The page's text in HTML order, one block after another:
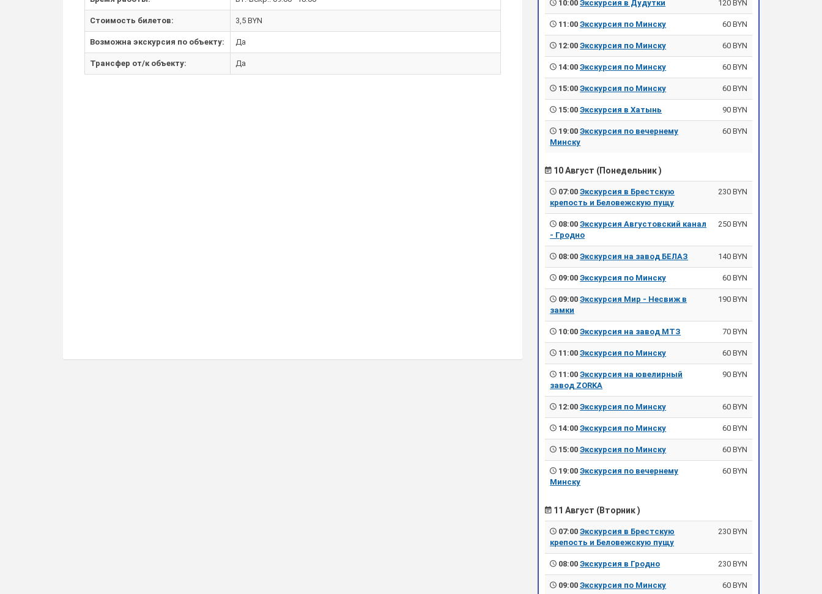
Стоимость билетов: 3,5 BYN
Возможна экскурсия по объекту: Да
Трансфер от/к объекту: Да
10:00Экскурсия в Дудутки 120 BYN
11:00Экскурсия по Минску 60 BYN
12:00Экскурсия по Минску 60 BYN
14:00Экскурсия по Минску 60 BYN
15:00Экскурсия по Минску 60 BYN
15:00Экскурсия в Хатынь 90 BYN
19:00Экскурсия по вечернему
Минску
60 BYN
10 Август (Понедельник )
07:00Экскурсия в Брестскую
крепость и Беловежскую пущу
230 BYN
08:00Экскурсия Августовский канал
- Гродно
250 BYN
08:00Экскурсия на завод БЕЛАЗ 140 BYN
09:00Экскурсия по Минску 60 BYN
09:00Экскурсия Мир - Несвиж в
замки
190 BYN
10:00Экскурсия на завод МТЗ 70 BYN
11:00Экскурсия по Минску 60 BYN
11:00Экскурсия на ювелирный
завод ZORKA
90 BYN
12:00Экскурсия по Минску 60 BYN
14:00Экскурсия по Минску 60 BYN
15:00Экскурсия по Минску 60 BYN
19:00Экскурсия по вечернему
Минску
60 BYN
11 Август (Вторник )
07:00Экскурсия в Брестскую
крепость и Беловежскую пущу
230 BYN
08:00Экскурсия в Гродно 230 BYN
09:00Экскурсия по Минску 60 BYN